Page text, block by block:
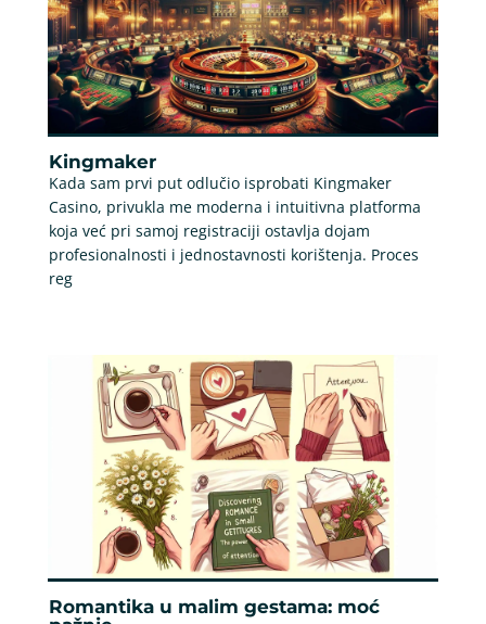
Kingmaker
Kada sam prvi put odlučio isprobati Kingmaker
Casino, privukla me moderna i intuitivna platforma
koja već pri samoj registraciji ostavlja dojam
profesionalnosti i jednostavnosti korištenja. Proces
reg
Romantika u malim gestama: moć